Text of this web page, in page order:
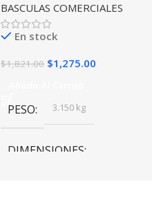
2g
BASCULAS COMERCIALES
En stock
$1,821.00 $1,275.00
PESO 3.150 kg
DIMENSIONES